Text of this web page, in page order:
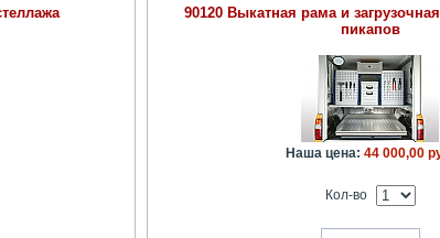
90120 Выкатная рама и
пикапов
Наша цена: 44 000,00
Кол-во